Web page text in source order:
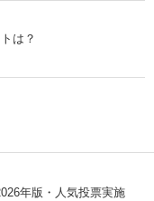
は？
年版・人気投票実施